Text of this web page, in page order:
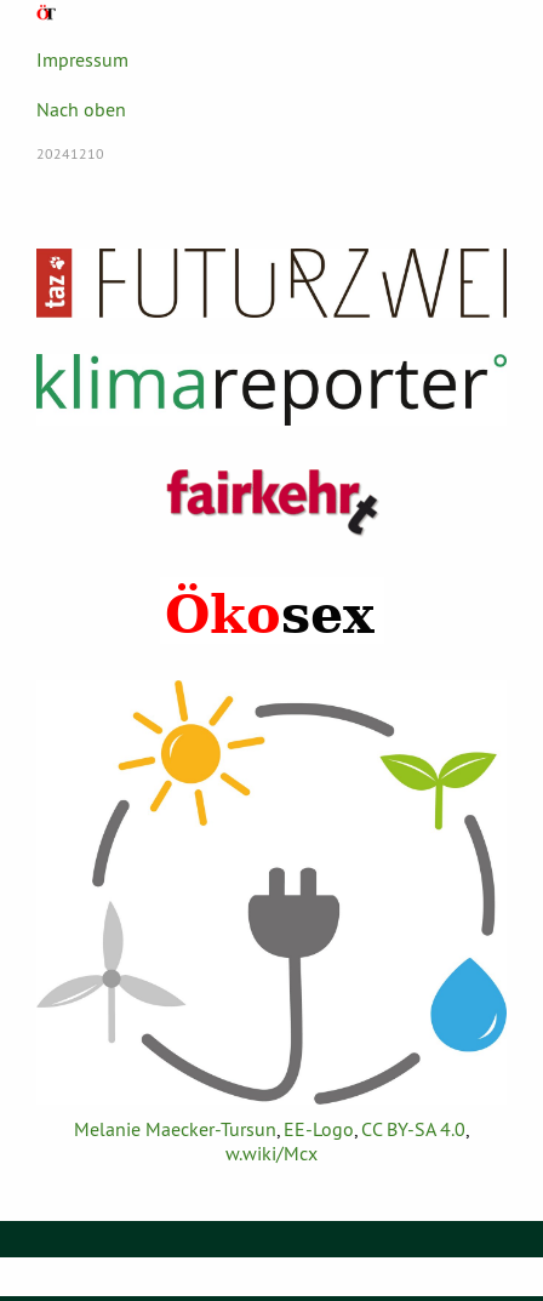
Impressum
Nach oben
20241210
Melanie Maecker-Tursun, EE-Logo, CC BY-SA 4.0,
w.wiki/Mcx